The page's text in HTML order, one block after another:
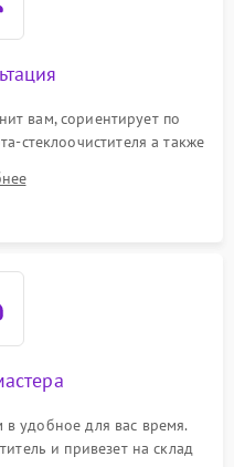
вам, сориентирует по
стеклоочистителя а также
в удобное для вас время.
и привезет на склад